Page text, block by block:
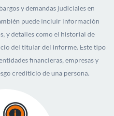
y demandas judiciales en
puede incluir información
y detalles como el historial de
del titular del informe. Este tipo
financieras, empresas y
crediticio de una persona.